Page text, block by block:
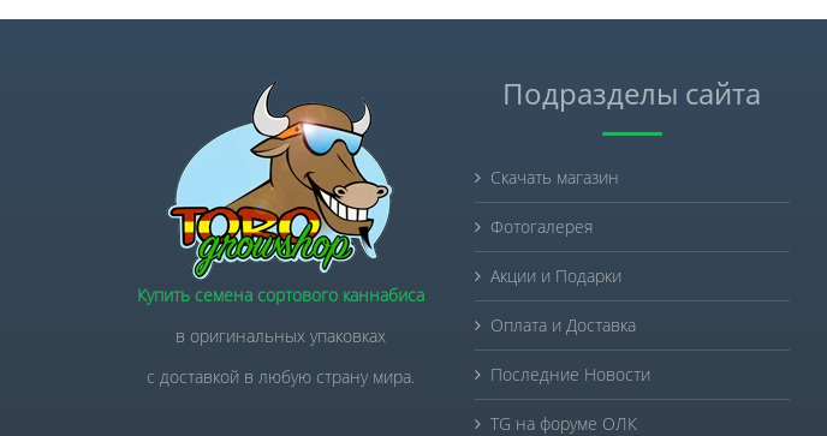
Купить семена сортового каннабиса
в оригинальных упаковках
с доставкой в любую страну мира.
Подразделы сайта
Скачать магазин
Фотогалерея
Акции и Подарки
Оплата и Доставка
Последние Новости
TG на форуме ОЛК